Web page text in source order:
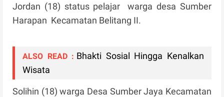
Jordan (18) status pelajar warga desa Sumber
Harapan Kecamatan Belitang II.
ALSO READ : Bhakti Sosial Hingga Kenalkan
Wisata
Solihin (18) warga Desa Sumber Jaya Kecamatan